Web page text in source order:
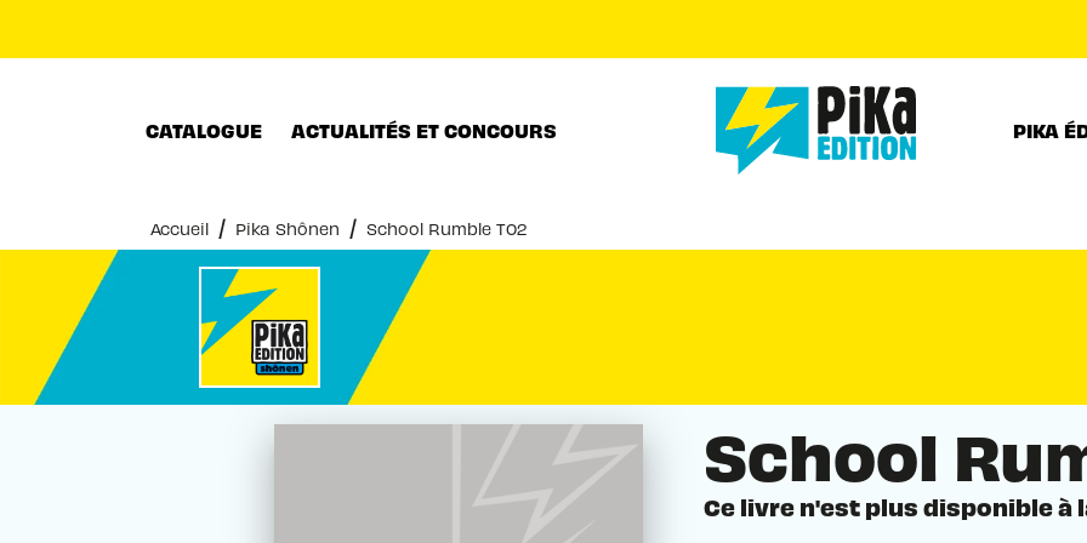
CATALOGUE ACTUALITÉS ET CONCOURS PIKA
Accueil / Pika Shônen / School Rumble T02
School
Ce livre n'est plus disponible à